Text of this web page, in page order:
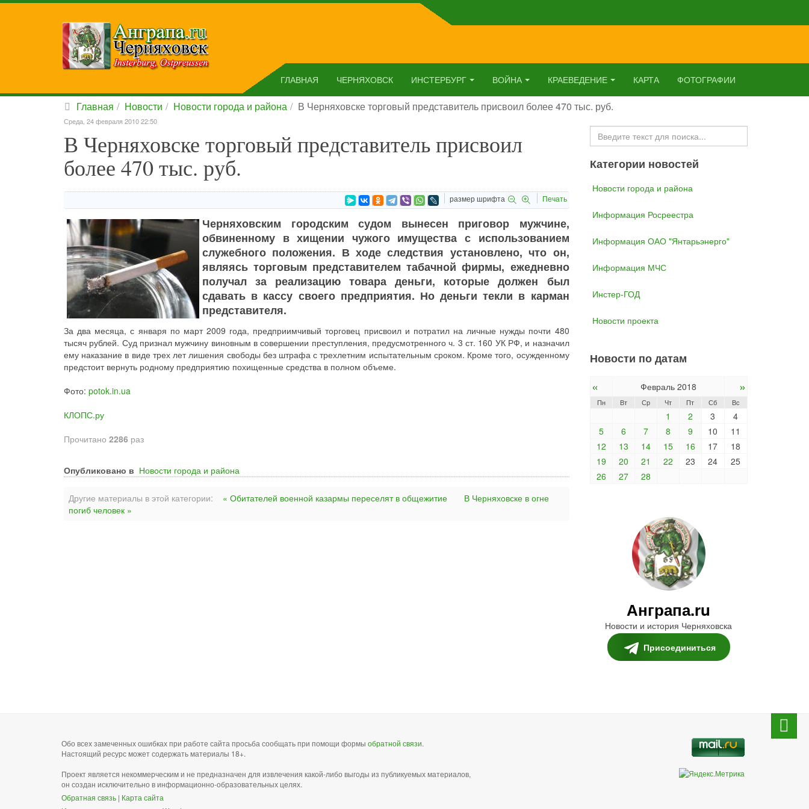
ГЛАВНАЯ ЧЕРНЯХОВСК ИНСТЕРБУРГ ВОЙНА КРАЕВЕДЕНИЕ КАРТА ФОТОГРАФИИ
Главная Новости Новости города и района В Черняховске торговый представитель присвоил более 470 тыс. руб.
Среда, 24 февраля 2010 22:50
В Черняховске торговый представитель присвоил
более 470 тыс. руб.
размер шрифта Печать
Черняховским городским судом вынесен приговор мужчине,
обвиненному в хищении чужого имущества с использованием
служебного положения. В ходе следствия установлено, что он,
являясь торговым представителем табачной фирмы, ежедневно
получал за реализацию товара деньги, которые должен был
сдавать в кассу своего предприятия. Но деньги текли в карман
представителя.
За два месяца, с января по март 2009 года, предприимчивый торговец присвоил и потратил на личные нужды почти 480
тысяч рублей. Суд признал мужчину виновным в совершении преступления, предусмотренного ч. 3 ст. 160 УК РФ, и назначил
ему наказание в виде трех лет лишения свободы без штрафа с трехлетним испытательным сроком. Кроме того, осужденному
предстоит вернуть родному предприятию похищенные средства в полном объеме.
Фото: potok.in.ua
КЛОПС.ру
Прочитано 2286 раз
Опубликовано в Новости города и района
Другие материалы в этой категории: « Обитателей военной казармы переселят в общежитие
В Черняховске в огне
погиб человек »
Искать...
Категории новостей
Новости города и района
Информация Росреестра
Информация ОАО "Янтарьэнерго"
Информация МЧС
Инстер-ГОД
Новости проекта
Новости по датам
« Февраль 2018 »
Пн Вт Ср Чт Пт Сб Вс
1 2 3
4
5
6 7 8 9 10
11
12
13 14 15 16 17
18
19
20 21 22 23 24
25
26
27 28
Анграпа.ru
Новости и история Черняховска
Присоединиться
Обо всех замеченных ошибках при работе сайта просьба сообщать при помощи формы обратной связи.
Настоящий ресурс может содержать материалы 18+.
Проект является некоммерческим и не предназначен для извлечения какой-либо выгоды из публикуемых материалов,
он создан исключительно в информационно-образовательных целях.
Обратная связь | Карта сайта